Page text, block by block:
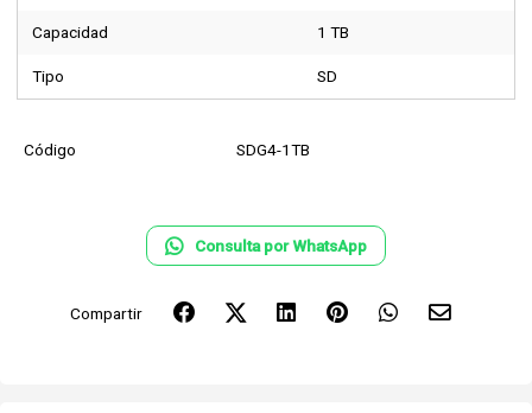
Capacidad 1 TB
Tipo SD
Código SDG4-1TB
Consulta por WhatsApp
Compartir